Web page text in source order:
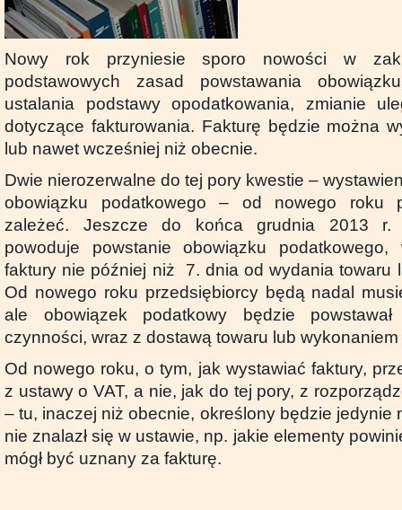
Nowy rok przyniesie sporo nowości w
podstawowych zasad powstawania
ustalania podstawy opodatkowania, zmianie
dotyczące fakturowania. Fakturę będzie można
lub nawet wcześniej niż obecnie.
Dwie nierozerwalne do tej pory kwestie –
obowiązku podatkowego – od nowego roku
zależeć. Jeszcze do końca grudnia 2013 r.
powoduje powstanie obowiązku
faktury nie później niż 7. dnia od wydania towaru
Od nowego roku przedsiębiorcy będą nadal
ale obowiązek podatkowy będzie
czynności, wraz z dostawą towaru lub wykonaniem
Od nowego roku, o tym, jak wystawiać faktury,
z ustawy o VAT, a nie, jak do tej pory, z
– tu, inaczej niż obecnie, określony będzie jedynie
nie znalazł się w ustawie, np. jakie elementy
mógł być uznany za fakturę.